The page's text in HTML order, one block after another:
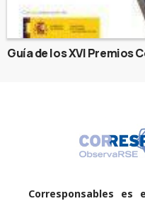
Guía de los XVI Premios
Corresponsables